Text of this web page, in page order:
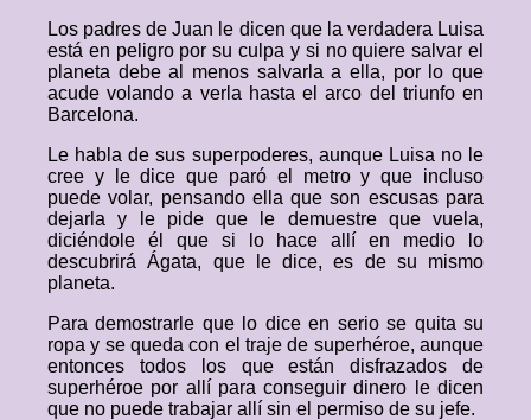
Los padres de Juan le dicen que la verdadera Luisa
está en peligro por su culpa y si no quiere salvar el
planeta debe al menos salvarla a ella, por lo que
acude volando a verla hasta el arco del triunfo en
Barcelona.
Le habla de sus superpoderes, aunque Luisa no le
cree y le dice que paró el metro y que incluso
puede volar, pensando ella que son escusas para
dejarla y le pide que le demuestre que vuela,
diciéndole él que si lo hace allí en medio lo
descubrirá Ágata, que le dice, es de su mismo
planeta.
Para demostrarle que lo dice en serio se quita su
ropa y se queda con el traje de superhéroe, aunque
entonces todos los que están disfrazados de
superhéroe por allí para conseguir dinero le dicen
que no puede trabajar allí sin el permiso de su jefe.